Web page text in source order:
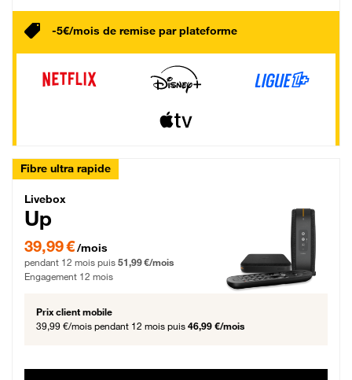
-5€/mois de remise par plateforme
Fibre ultra rapide
Livebox Up Fibre
Livebox
Up
39,99 € par mois pendant 12 mois puis 51,99 € par mois, Engagement 12 mois
39,99 €/mois
pendant 12 mois puis 51,99 €/mois
Engagement 12 mois
Prix client mobile
39,99 €/mois pendant 12 mois puis 46,99 €/mois